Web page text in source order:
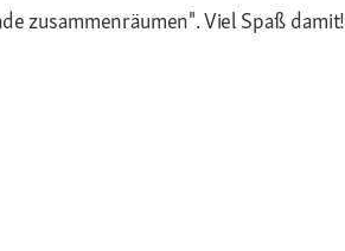
zusammenräumen". Viel Spaß damit!